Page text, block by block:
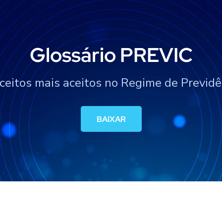
Glossário PREVIC
mais aceitos no Regime de
BAIXAR
BAIXAR